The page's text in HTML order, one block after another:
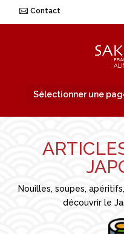
Contact
Sélectionner une
Nouilles, soupes,
découvrir le